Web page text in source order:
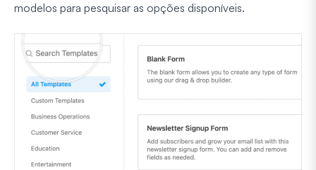
modelos para pesquisar as opções disponíveis.